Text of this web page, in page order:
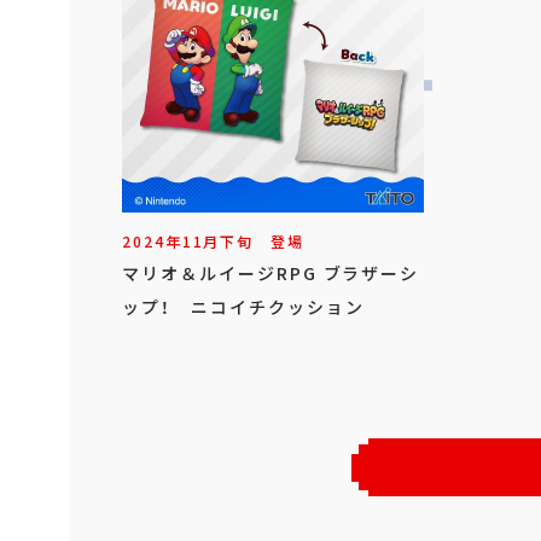
2024年11月下旬 登場
マリオ＆ルイージRPG ブラザーシ
ップ！ ニコイチクッション